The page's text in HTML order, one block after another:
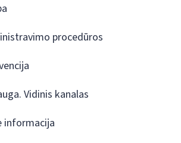
procedūros
Vidinis kanalas
informacija